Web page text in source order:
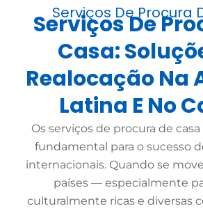
Serviços De Procura
Serviços De
Casa:
Realocação Na
Latina E No
Os serviços de procura de
fundamental para o sucesso
internacionais. Quando se
países — especialmente
culturalmente ricas e diversas